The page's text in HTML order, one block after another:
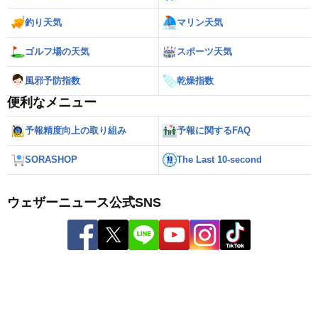
釣り天気 マリン天気
ゴルフ場の天気 スポーツ天気
風邪予防指数 乾燥指数
便利なメニュー
予報精度向上の取り組み 予報に関するFAQ
SORASHOP The Last 10-second
ウェザーニュース公式SNS